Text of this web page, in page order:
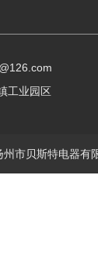
工业园区
州市贝斯特电器